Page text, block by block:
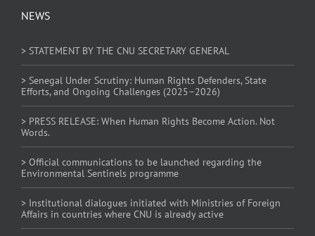
NEWS
> STATEMENT BY THE CNU SECRETARY GENERAL
> Senegal Under Scrutiny: Human Rights Defenders, State
Efforts, and Ongoing Challenges (2025–2026)
> PRESS RELEASE: When Human Rights Become Action. Not
Words.
> Official communications to be launched regarding the
Environmental Sentinels programme
> Institutional dialogues initiated with Ministries of Foreign
Affairs in countries where CNU is already active